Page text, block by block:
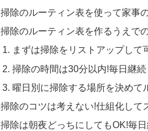
掃除のルーティン表を使って家事
掃除のルーティン表を作るうえで
まずは掃除をリストアップして
掃除の時間は30分以内!毎日継
曜日別に掃除する場所を決めて
掃除のコツは考えない!仕組化して
掃除は朝夜どっちにしてもOK!毎